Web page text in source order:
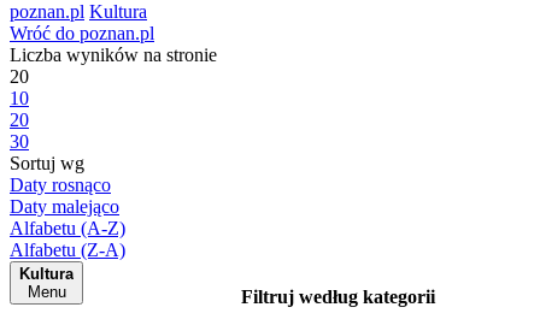
poznan.pl Kultura
Wróć do poznan.pl
Liczba wyników na stronie
20
10
20
30
Sortuj wg
Daty rosnąco
Daty malejąco
Alfabetu (A-Z)
Alfabetu (Z-A)
Kultura
Menu
Filtruj według kategorii